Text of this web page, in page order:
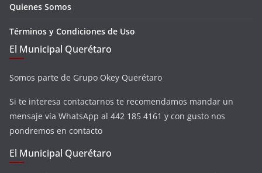
Quienes Somos
Términos y Condiciones de Uso
El Municipal Querétaro
Somos parte de Grupo Okey Querétaro
Si te interesa contactarnos te recomendamos mandar un
mensaje vía WhatsApp al 442 185 4161 y con gusto nos
pondremos en contacto
El Municipal Querétaro